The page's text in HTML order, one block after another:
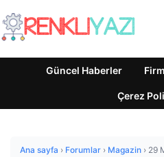
Güncel Haberler
Çerez
Ana sayfa › Forumlar › Magazin › 29